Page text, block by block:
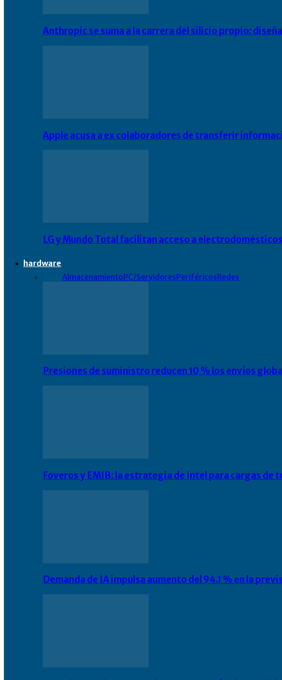
Anthropic se suma a la carrera del silicio propio:
Apple acusa a ex colaboradores de transferir
LG y Mundo Total facilitan acceso a
hardware
AlmacenamientoPC/ServidoresPeriféricosRedes
Presiones de suministro reducen 10 % los envíos
Foveros y EMIB: la estrategia de Intel para cargas de
Demanda de IA impulsa aumento del 94.1 % en la